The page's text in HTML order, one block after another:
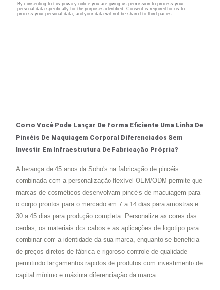
Como Você Pode Lançar De Forma Eficiente Uma Linha De
Pincéis De Maquiagem Corporal Diferenciados Sem
Investir Em Infraestrutura De Fabricação Própria?
A herança de 45 anos da Soho's na fabricação de pincéis
combinada com a personalização flexível OEM/ODM permite que
marcas de cosméticos desenvolvam pincéis de maquiagem para
o corpo prontos para o mercado em 7 a 14 dias para amostras e
30 a 45 dias para produção completa. Personalize as cores das
cerdas, os materiais dos cabos e as aplicações de logotipo para
combinar com a identidade da sua marca, enquanto se beneficia
de preços diretos de fábrica e rigoroso controle de qualidade—
permitindo lançamentos rápidos de produtos com investimento de
capital mínimo e máxima diferenciação da marca.